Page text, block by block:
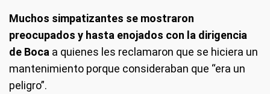
Muchos simpatizantes se mostraron
preocupados y hasta enojados con la dirigencia
de Boca a quienes les reclamaron que se hiciera un
mantenimiento porque consideraban que “era un
peligro”.